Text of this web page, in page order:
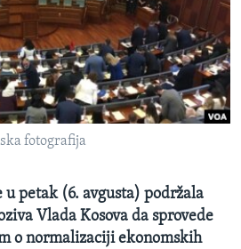
fotografija
u petak (6. avgusta) podržala
Vlada Kosova da sprovede
o normalizaciji ekonomskih